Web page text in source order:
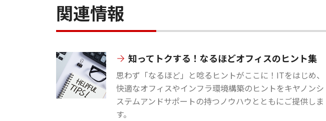
関連情報
知ってトクする！なるほどオフィスのヒント集
思わず「なるほど」と唸るヒントがここに！ITをはじめ、
快適なオフィスやインフラ環境構築のヒントをキヤノンシ
ステムアンドサポートの持つノウハウとともにご提供しま
す。